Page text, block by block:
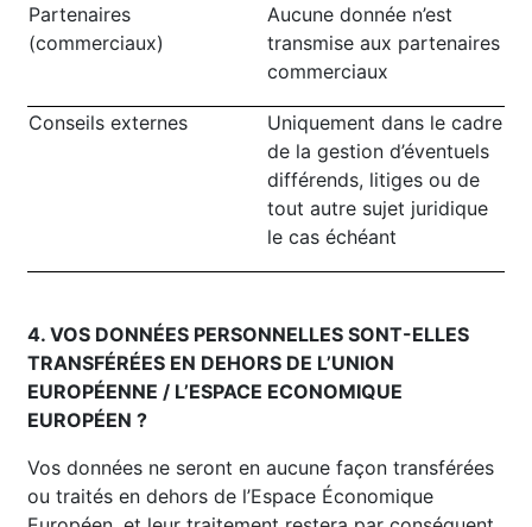
Partenaires
(commerciaux)
Aucune donnée n’est
transmise aux partenaires
commerciaux
Conseils externes
Uniquement dans le cadre
de la gestion d’éventuels
différends, litiges ou de
tout autre sujet juridique
le cas échéant
4. VOS DONNÉES PERSONNELLES SONT-ELLES
TRANSFÉRÉES EN DEHORS DE L’UNION
EUROPÉENNE / L’ESPACE ECONOMIQUE
EUROPÉEN ?
Vos données ne seront en aucune façon transférées
ou traités en dehors de l’Espace Économique